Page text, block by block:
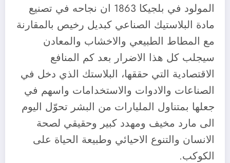
المولود في بلجيكا 1863 ان نجاحه في تصنيع
مادة البلاستيك الصناعي كبديل رخيص بالمقارنة
مع المطاط الطبيعي والاخشاب والمعادن
سيجلب كل هذا الاضرار بعد كم المنافع
الاقتصادية التي حققها، البلاستك الذي دخل في
الصناعات والادوات والاستخدامات واسهم في
جعلها بمتناول المليارات من البشر تحوّل اليوم
الى مارد مخيف ومهدد كبير وحقيقي لصحة
الانسان والتنوع الاحيائي وطبيعة الحياة على
الكوكب.